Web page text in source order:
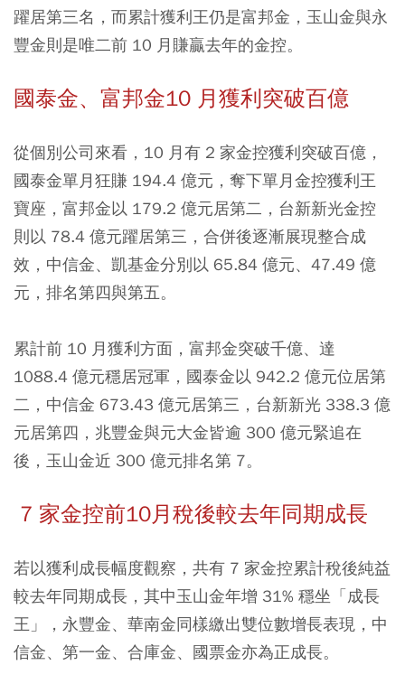
躍居第三名，而累計獲利王仍是富邦金，玉山金與永
豐金則是唯二前 10 月賺贏去年的金控。
國泰金、富邦金10 月獲利突破百億
從個別公司來看，10 月有 2 家金控獲利突破百億，
國泰金單月狂賺 194.4 億元，奪下單月金控獲利王
寶座，富邦金以 179.2 億元居第二，台新新光金控
則以 78.4 億元躍居第三，合併後逐漸展現整合成
效，中信金、凱基金分別以 65.84 億元、47.49 億
元，排名第四與第五。
累計前 10 月獲利方面，富邦金突破千億、達
1088.4 億元穩居冠軍，國泰金以 942.2 億元位居第
二，中信金 673.43 億元居第三，台新新光 338.3 億
元居第四，兆豐金與元大金皆逾 300 億元緊追在
後，玉山金近 300 億元排名第 7。
7 家金控前10月稅後較去年同期成長
若以獲利成長幅度觀察，共有 7 家金控累計稅後純益
較去年同期成長，其中玉山金年增 31% 穩坐「成長
王」，永豐金、華南金同樣繳出雙位數增長表現，中
信金、第一金、合庫金、國票金亦為正成長。